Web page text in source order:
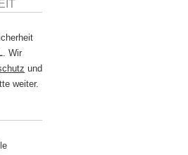
. Wir
und
weiter.